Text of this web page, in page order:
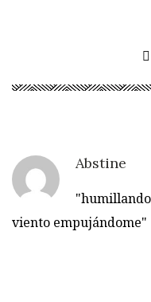
Abstine
viento empujándome"